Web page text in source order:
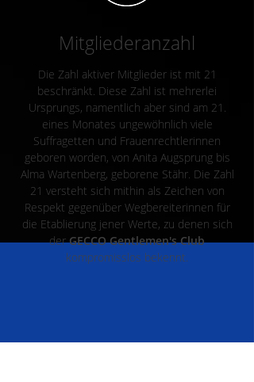
Mitgliederanzahl
Die Zahl aktiver Mitglieder ist mit 21
beschränkt. Diese Zahl ist mehrerlei
Ursprungs, namentlich aber sind am 21.
eines Monates ungewöhnlich viele
Suffragetten und Frauenrechtlerinnen
geboren worden, von Anita Augsprung bis
Alma Wartenberg, geborene Stähr. Die Zahl
21 versteht sich mithin als Zeichen von
Respekt gegenüber Wegbereiterinnen für
die Etablierung jener Werte, zu denen sich
derGECCO Gentlemen's Club
kompromisslos bekennt.